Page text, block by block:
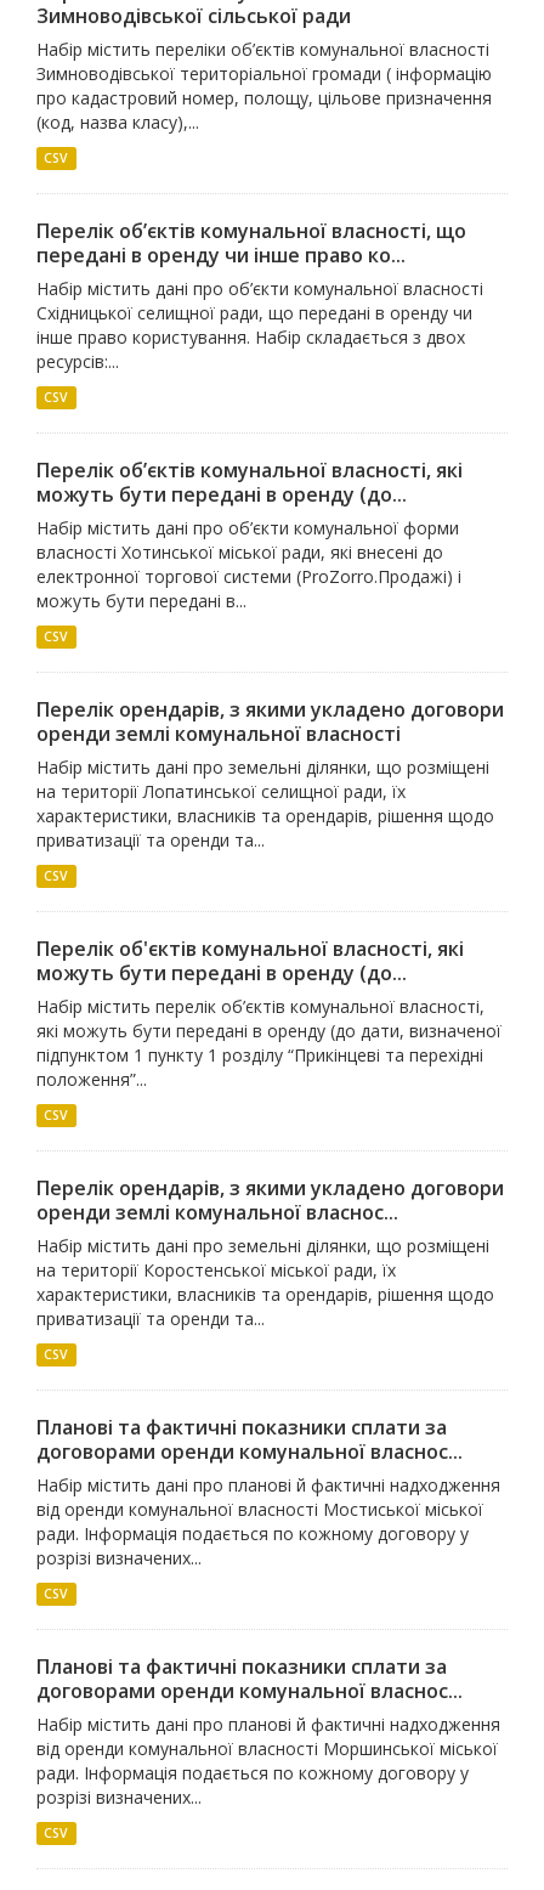
Зимноводівської сільської ради
Набір містить переліки об’єктів комунальної власності
Зимноводівської територіальної громади ( інформацію
про кадастровий номер, полощу, цільове призначення
(код, назва класу),...
CSV
Перелік об’єктів комунальної власності, що
передані в оренду чи інше право ко...
Набір містить дані про об’єкти комунальної власності
Східницької селищної ради, що передані в оренду чи
інше право користування. Набір складається з двох
ресурсів:...
CSV
Перелік об’єктів комунальної власності, які
можуть бути передані в оренду (до...
Набір містить дані про об’єкти комунальної форми
власності Хотинської міської ради, які внесені до
електронної торгової системи (ProZorro.Продажі) і
можуть бути передані в...
CSV
Перелік орендарів, з якими укладено договори
оренди землі комунальної власності
Набір містить дані про земельні ділянки, що розміщені
на території Лопатинської селищної ради, їх
характеристики, власників та орендарів, рішення щодо
приватизації та оренди та...
CSV
Перелік об'єктів комунальної власності, які
можуть бути передані в оренду (до...
Набір містить перелік об’єктів комунальної власності,
які можуть бути передані в оренду (до дати, визначеної
підпунктом 1 пункту 1 розділу “Прикінцеві та перехідні
положення”...
CSV
Перелік орендарів, з якими укладено договори
оренди землі комунальної власнос...
Набір містить дані про земельні ділянки, що розміщені
на території Коростенської міської ради, їх
характеристики, власників та орендарів, рішення щодо
приватизації та оренди та...
CSV
Планові та фактичні показники сплати за
договорами оренди комунальної власнос...
Набір містить дані про планові й фактичні надходження
від оренди комунальної власності Мостиської міської
ради. Інформація подається по кожному договору у
розрізі визначених...
CSV
Планові та фактичні показники сплати за
договорами оренди комунальної власнос...
Набір містить дані про планові й фактичні надходження
від оренди комунальної власності Моршинської міської
ради. Інформація подається по кожному договору у
розрізі визначених...
CSV